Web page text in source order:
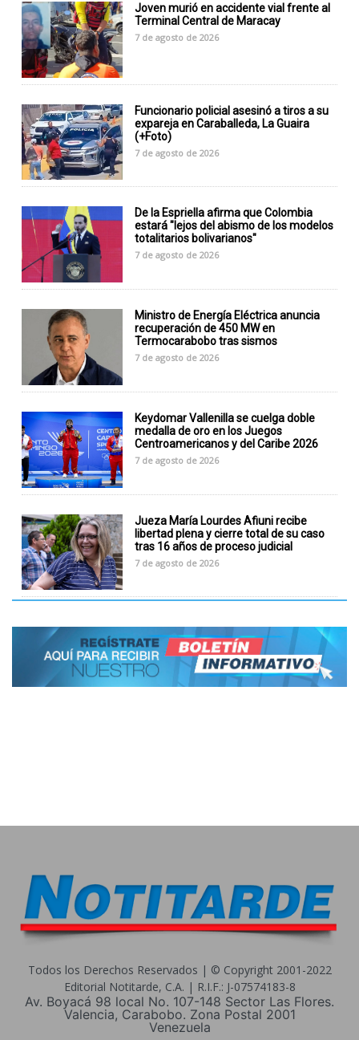
Joven murió en accidente vial frente al
Terminal Central de Maracay
7 de agosto de 2026
Funcionario policial asesinó a tiros a su
expareja en Caraballeda, La Guaira
(+Foto)
7 de agosto de 2026
De la Espriella afirma que Colombia
estará "lejos del abismo de los modelos
totalitarios bolivarianos"
7 de agosto de 2026
Ministro de Energía Eléctrica anuncia
recuperación de 450 MW en
Termocarabobo tras sismos
7 de agosto de 2026
Keydomar Vallenilla se cuelga doble
medalla de oro en los Juegos
Centroamericanos y del Caribe 2026
7 de agosto de 2026
Jueza María Lourdes Afiuni recibe
libertad plena y cierre total de su caso
tras 16 años de proceso judicial
7 de agosto de 2026
Todos los Derechos Reservados | © Copyright 2001-2022
Editorial Notitarde, C.A. | R.I.F.: J-07574183-8
Av. Boyacá 98 local No. 107-148 Sector Las Flores.
Valencia, Carabobo. Zona Postal 2001
Venezuela